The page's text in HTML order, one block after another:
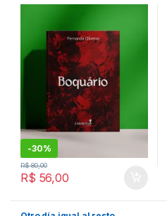
-30%
R$ 56,00
R$80,00